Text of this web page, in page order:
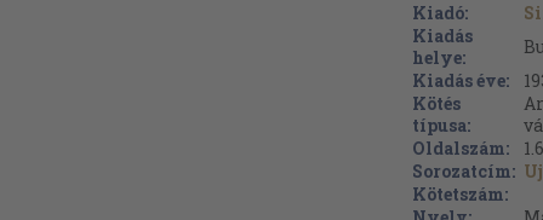
Kiadó:
Kiadás
helye:
Kiadás éve:
Kötés
típusa:
Oldalszám:
Sorozatcím:
Kötetszám: